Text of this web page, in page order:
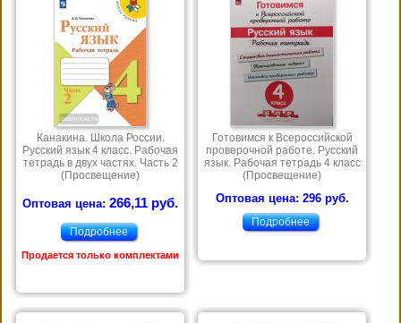
Канакина. Школа России.
Русский язык 4 класс. Рабочая
тетрадь в двух частях. Часть 2
(Просвещение)
Оптовая цена: 266,11 руб.
Подробнее
Продается только комплектами
Готовимся к Всероссийской
проверочной работе. Русский
язык. Рабочая тетрадь 4 класс
(Просвещение)
Оптовая цена: 296 руб.
Подробнее